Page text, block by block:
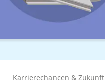
Karrierechancen & Zukunft